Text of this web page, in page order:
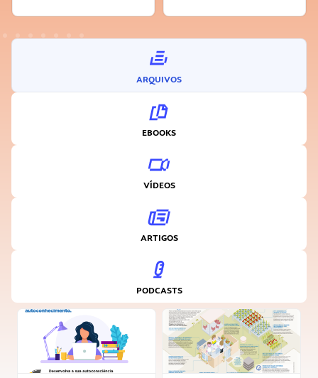
ARQUIVOS
EBOOKS
VÍDEOS
ARTIGOS
PODCASTS